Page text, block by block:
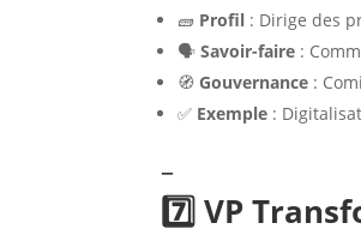
🧱 Profil : Dirige des
🗣️Savoir-faire :
🧭Gouvernance :
✅ Exemple :
–
7️⃣ VP